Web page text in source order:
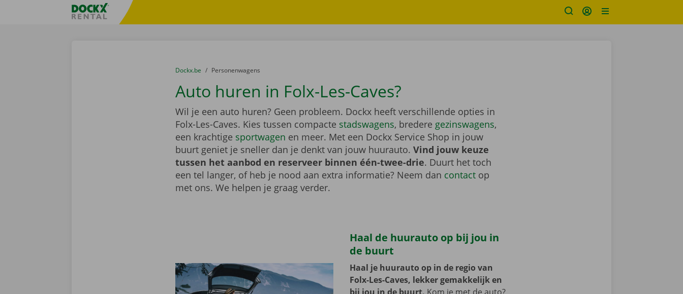
Taalselectie overslaanFratello DEMO
U bevindt zich hier:
van
Dockx.be naar
Personenwagens
Auto huren in Folx-Les-Caves?
Wil je een auto huren? Geen probleem. Dockx heeft verschillende opties in
Folx-Les-Caves. Kies tussen compacte stadswagens, bredere gezinswagens,
een krachtige sportwagen en meer. Met een Dockx Service Shop in jouw
buurt geniet je sneller dan je denkt van jouw huurauto. Vind jouw keuze
tussen het aanbod en reserveer binnen één-twee-drie. Duurt het toch
een tel langer, of heb je nood aan extra informatie? Neem dan contactop
met ons. We helpen je graag verder.
Haal de huurauto op bij jou in
de buurt
Haal je huurauto op in de regio van
Folx-Les-Caves, lekker gemakkelijk en